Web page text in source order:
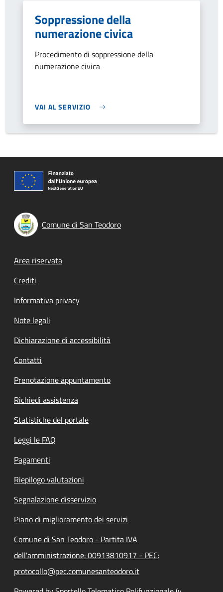
Soppressione della
numerazione civica
Procedimento di soppressione della
numerazione civica
VAI AL SERVIZIO
Comune di San Teodoro
Footer menu
Area riservata
Crediti
Informativa privacy
Note legali
Dichiarazione di accessibilità
Contatti
Prenotazione appuntamento
Richiedi assistenza
Statistiche del portale
Leggi le FAQ
Pagamenti
Riepilogo valutazioni
Segnalazione disservizio
Piano di miglioramento dei servizi
Comune di San Teodoro - Partita IVA
dell'amministrazione: 00913810917 - PEC:
protocollo@pec.comunesanteodoro.it